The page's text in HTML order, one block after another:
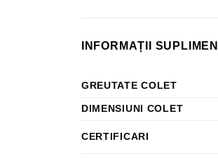
INFORMAȚII
GREUTATE COLET
DIMENSIUNI COLET
CERTIFICARI